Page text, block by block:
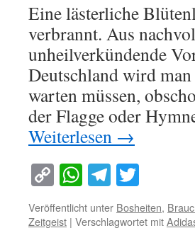
Eine lästerliche
verbrannt. Aus
unheilverkündende
Deutschland wird
warten müssen,
der Flagge oder
Weiterlesen →
Copy
Link
WhatsApp
Telegram
Veröffentlicht unter Bosheiten,
Zeitgeist | Verschlagwortet mit